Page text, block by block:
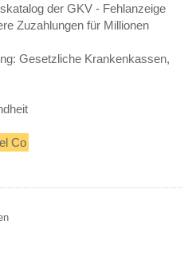
der GKV - Fehlanzeige
Zuzahlungen für Millionen
Gesetzliche Krankenkassen,
Co